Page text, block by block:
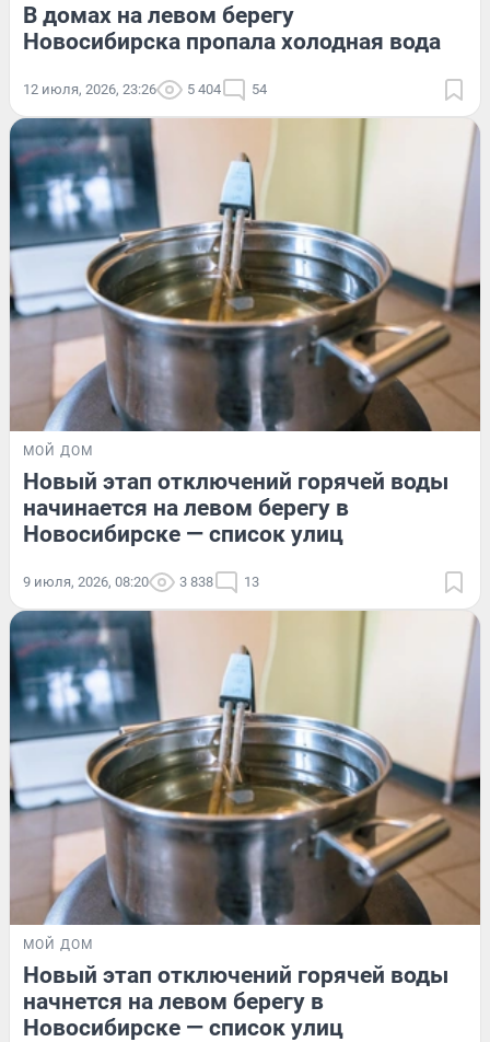
В домах на левом берегу
Новосибирска пропала холодная вода
12 июля, 2026, 23:26 5 404 54
МОЙ ДОМ
Новый этап отключений горячей воды
начинается на левом берегу в
Новосибирске — список улиц
9 июля, 2026, 08:20 3 838 13
МОЙ ДОМ
Новый этап отключений горячей воды
начнется на левом берегу в
Новосибирске — список улиц